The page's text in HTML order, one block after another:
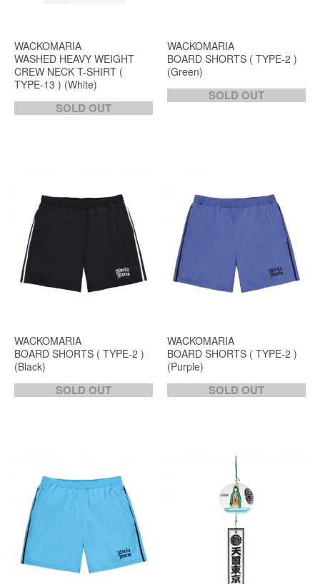
WACKOMARIA
WASHED HEAVY WEIGHT
CREW NECK T-SHIRT (
TYPE-13 ) (White)
SOLD OUT
WACKOMARIA
BOARD SHORTS ( TYPE-2 )
(Green)
SOLD OUT
WACKOMARIA
BOARD SHORTS ( TYPE-2 )
(Black)
SOLD OUT
WACKOMARIA
BOARD SHORTS ( TYPE-2 )
(Purple)
SOLD OUT